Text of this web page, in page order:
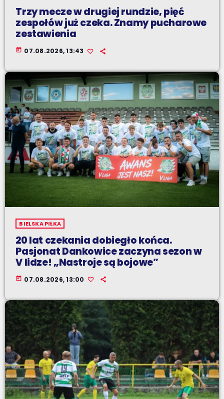
Trzy mecze w drugiej rundzie, pięć
zespołów już czeka. Znamy pucharowe
zestawienia
today 07.08.2026, 13:43
BIELSKA PIŁKA
20 lat czekania dobiegło końca.
Pasjonat Dankowice zaczyna sezon w
V lidze! „Nastroje są bojowe”
today 07.08.2026, 13:00